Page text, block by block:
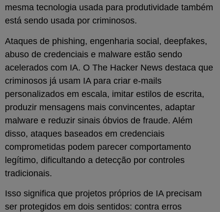
mesma tecnologia usada para produtividade também
está sendo usada por criminosos.
Ataques de phishing, engenharia social, deepfakes,
abuso de credenciais e malware estão sendo
acelerados com IA. O The Hacker News destaca que
criminosos já usam IA para criar e-mails
personalizados em escala, imitar estilos de escrita,
produzir mensagens mais convincentes, adaptar
malware e reduzir sinais óbvios de fraude. Além
disso, ataques baseados em credenciais
comprometidas podem parecer comportamento
legítimo, dificultando a detecção por controles
tradicionais.
Isso significa que projetos próprios de IA precisam
ser protegidos em dois sentidos: contra erros